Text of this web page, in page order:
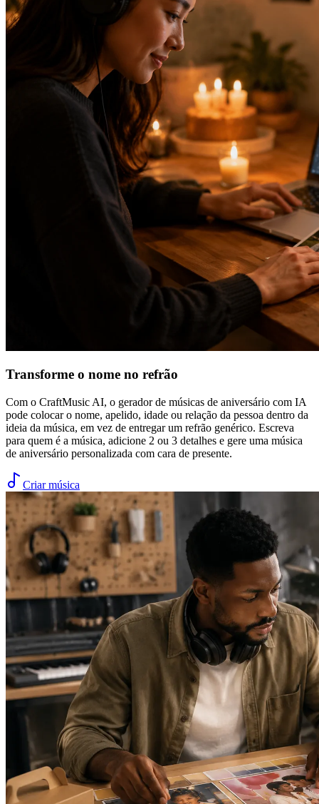
Transforme o nome no refrão
Com o CraftMusic AI, o gerador de músicas de aniversário com IA
pode colocar o nome, apelido, idade ou relação da pessoa dentro da
ideia da música, em vez de entregar um refrão genérico. Escreva
para quem é a música, adicione 2 ou 3 detalhes e gere uma música
de aniversário personalizada com cara de presente.
Criar música